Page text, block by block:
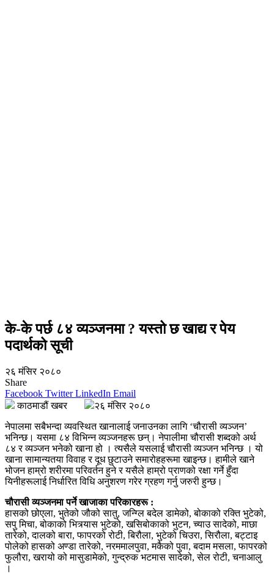
के-के पर्छ ८४ व्यञ्जनमा ? यस्तो छ खाद्य र पेय
पदार्थको सूची
२६ मंसिर २०८०
Share
Facebook Twitter LinkedIn Email
काठमाडौं खबर
२६ मंसिर २०८०
नेपालमा सबैभन्दा व्यवस्थित खानालाई जनाउनका लागि ‘चौरासी व्यञ्जन’
भनिन्छ। यसमा ८४ विभिन्न व्यञ्जनहरू छन्। नेपालीमा चौरासी शब्दको अर्थ
८४ र व्यञ्जन भनेको खाना हो । त्यसैले यसलाई चौरासी व्यञ्जन भनिन्छ । यो
खाना सामान्यतया विवाह र दूध छुटाउने समारोहहरूमा खाइन्छ। हामीले खाने
भोजन हाम्रो शरीरमा परिवर्तन हुने र यसैले हाम्रो प्राणको रक्षा गर्ने हुँदा
यिनीहरूलाई निर्धारित विधि अनुशरण गरेर ग्रहण गर्नु जरुरी हुन्छ।
चौरासी व्यञ्जनमा पर्ने खाजाका परिकारहरू :
हासको छोएला, भुतेको जौको सातु, जन्ग्लि बदेल डामेको, बोकाको रक्ति भुटेको,
सपु मिचा, बोकाको भित्र्यास भुटेको, खसिबोकाको भुटन, च्याउ सादेको, माछा
तारेको, दालको बारा, फापरको रोटी, बिरौला, भुटेको चिउरा, सिरौला, बट्टाइ
पोलेको हासको अण्डा तारेको, नरममालपुवा, मकैको पुवा, बदाम मसला, फापरको
फुलौरा, खरायो को मासुडामेको, गुन्द्रुक भटमास सादेको, सेल रोटी, चनाआलु
।